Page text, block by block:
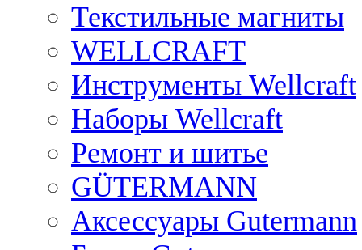
Текстильные магниты
WELLCRAFT
Инструменты Wellcraft
Наборы Wellcraft
Ремонт и шитье
GÜTERMANN
Аксессуары Gutermann